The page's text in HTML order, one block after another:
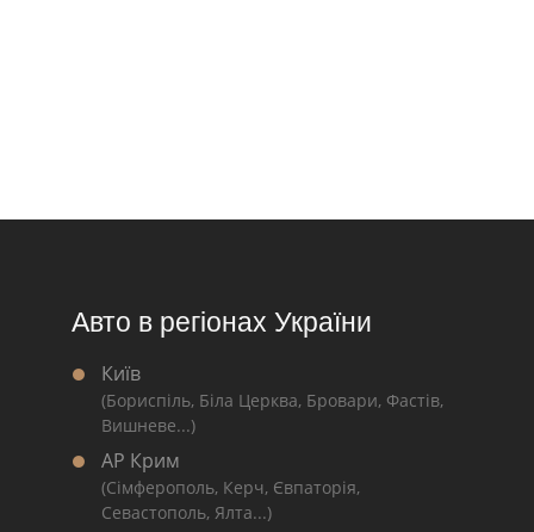
Авто в регіонах України
Київ
(Бориспіль, Біла Церква, Бровари, Фастів,
Вишневе...)
АР Крим
(Сімферополь, Керч, Євпаторія,
Севастополь, Ялта...)